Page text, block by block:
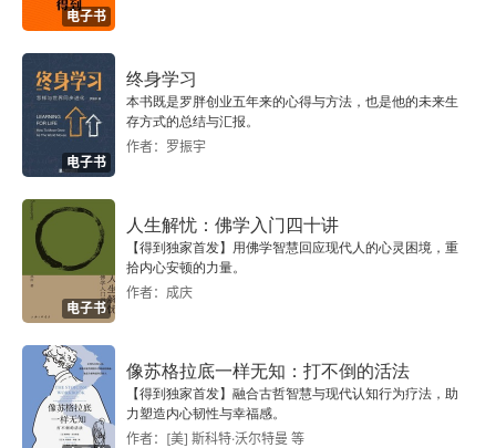
秋水
《战国策》
范雎说秦昭王
燕太子丹质于秦
秦汉六朝散文
李斯
谏逐客书
电子书
电子书
终身学习
本书既是罗胖创业五年来的心得与方法，也是他的未来生
存方式的总结与汇报。
作者：罗振宇
电子书
人生解忧：佛学入门四十讲
【得到独家首发】用佛学智慧回应现代人的心灵困境，重
拾内心安顿的力量。
作者：成庆
像苏格拉底一样无知：打不倒的活法
【得到独家首发】融合古哲智慧与现代认知行为疗法，助
力塑造内心韧性与幸福感。
作者：[美] 斯科特·沃尔特曼 等